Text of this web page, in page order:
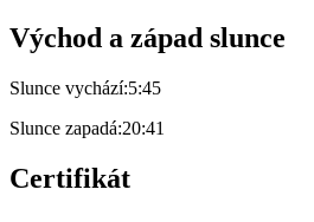
Východ a západ slunce
Slunce vychází:5:45
Slunce zapadá:20:41
Certifikát